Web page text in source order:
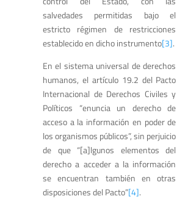
salvedades permitidas bajo el
estricto régimen de restricciones
establecido en dicho instrumento[3].
En el sistema universal de derechos
humanos, el artículo 19.2 del Pacto
Internacional de Derechos Civiles y
Políticos “enuncia un derecho de
acceso a la información en poder de
los organismos públicos”, sin perjuicio
de que “[a]lgunos elementos del
derecho a acceder a la información
se encuentran también en otras
disposiciones del Pacto”[4].